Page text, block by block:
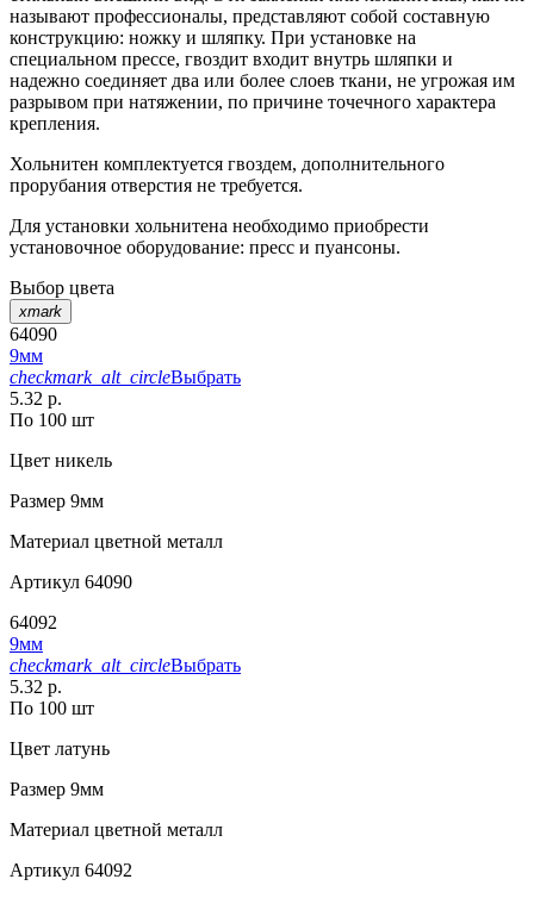
называют профессионалы, представляют собой составную
конструкцию: ножку и шляпку. При установке на
специальном прессе, гвоздит входит внутрь шляпки и
надежно соединяет два или более слоев ткани, не угрожая им
разрывом при натяжении, по причине точечного характера
крепления.
Хольнитен комплектуется гвоздем, дополнительного
прорубания отверстия не требуется.
Для установки хольнитена необходимо приобрести
установочное оборудование: пресс и пуансоны.
Выбор цвета
xmark
64090
9мм
checkmark_alt_circleВыбрать
5.32 р.
По 100 шт
Цвет никель
Размер 9мм
Материал цветной металл
Артикул 64090
64092
9мм
checkmark_alt_circleВыбрать
5.32 р.
По 100 шт
Цвет латунь
Размер 9мм
Материал цветной металл
Артикул 64092